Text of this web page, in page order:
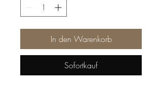
In den Warenkorb
Sofortkauf